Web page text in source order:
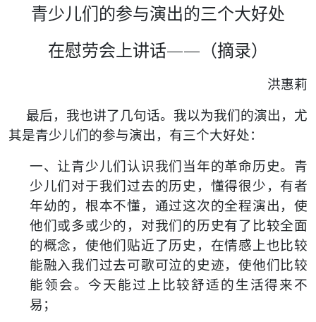
青少儿们的参与演出的三个大好处
在慰劳会上讲话——（摘录）
洪惠莉
最后，我也讲了几句话。我以为我们的演出，尤
其是青少儿们的参与演出，有三个大好处：
一、让青少儿们认识我们当年的革命历史。 青
少儿们对于我们过去的历史，懂得很少，有者
年幼的，根本不懂，通过这次的全程演出，使
他们或多或少的，对我们的历史有了比较全面
的概念，使他们贴近了历史，在情感上也比较
能融入我们过去可歌可泣的史迹，使他们比较
能领会。今天能过上比较舒适的生活得来不
易；